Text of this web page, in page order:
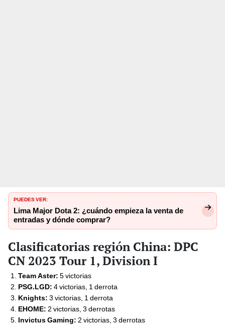
PUEDES VER:
Lima Major Dota 2: ¿cuándo empieza la venta de
entradas y dónde comprar?
Clasificatorias región China: DPC
CN 2023 Tour 1, Division I
Team Aster: 5 victorias
PSG.LGD: 4 victorias, 1 derrota
Knights: 3 victorias, 1 derrota
EHOME: 2 victorias, 3 derrotas
Invictus Gaming: 2 victorias, 3 derrotas